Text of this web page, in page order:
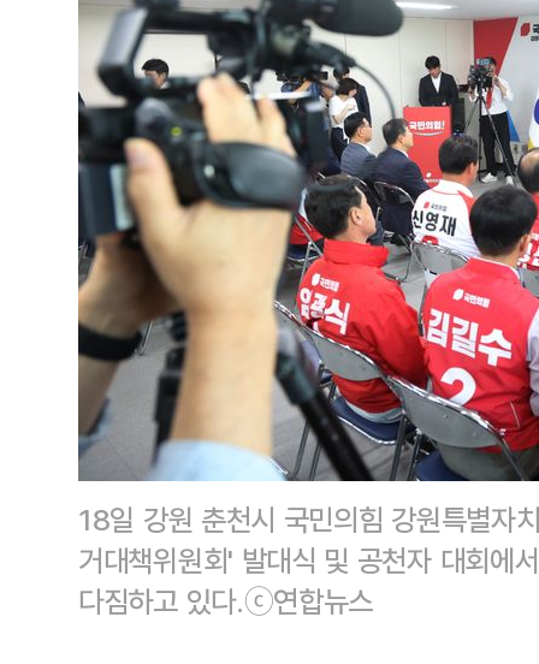
18일 강원 춘천시 국민의힘 강원특별자
거대책위원회' 발대식 및 공천자 대회에
다짐하고 있다.ⓒ연합뉴스